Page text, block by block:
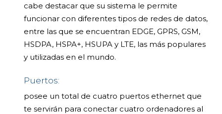
cabe destacar que su sistema le permite
funcionar con diferentes tipos de redes de datos,
entre las que se encuentran EDGE, GPRS, GSM,
HSDPA, HSPA+, HSUPA y LTE, las más populares
y utilizadas en el mundo.
Puertos:
posee un total de cuatro puertos ethernet que
te servirán para conectar cuatro ordenadores al